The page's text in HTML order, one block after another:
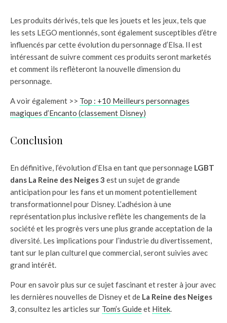
Les produits dérivés, tels que les jouets et les jeux, tels que
les sets LEGO mentionnés, sont également susceptibles d’être
influencés par cette évolution du personnage d’Elsa. Il est
intéressant de suivre comment ces produits seront marketés
et comment ils reflèteront la nouvelle dimension du
personnage.
A voir également >> Top : +10 Meilleurs personnages
magiques d’Encanto (classement Disney)
Conclusion
En définitive, l’évolution d’Elsa en tant que personnage LGBT
dans La Reine des Neiges 3 est un sujet de grande
anticipation pour les fans et un moment potentiellement
transformationnel pour Disney. L’adhésion à une
représentation plus inclusive reflète les changements de la
société et les progrès vers une plus grande acceptation de la
diversité. Les implications pour l’industrie du divertissement,
tant sur le plan culturel que commercial, seront suivies avec
grand intérêt.
Pour en savoir plus sur ce sujet fascinant et rester à jour avec
les dernières nouvelles de Disney et de La Reine des Neiges
3, consultez les articles sur Tom’s Guideet Hitek.